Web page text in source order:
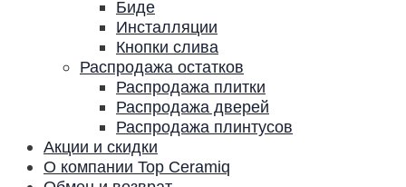
Биде
Инсталляции
Кнопки слива
Распродажа остатков
Распродажа плитки
Распродажа дверей
Распродажа плинтусов
Акции и скидки
О компании Top Ceramiq